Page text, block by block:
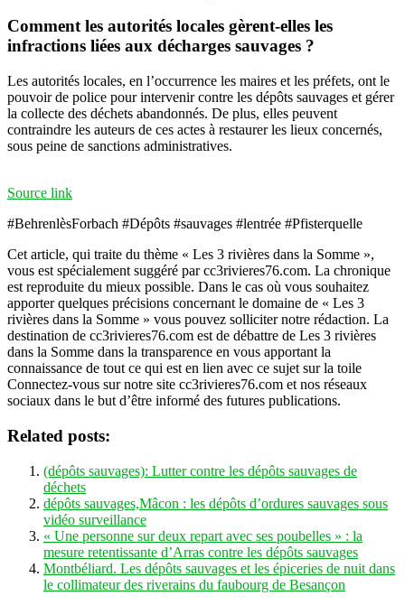
Comment les autorités locales gèrent-elles les
infractions liées aux décharges sauvages ?
Les autorités locales, en l’occurrence les maires et les préfets, ont le
pouvoir de police pour intervenir contre les dépôts sauvages et gérer
la collecte des déchets abandonnés. De plus, elles peuvent
contraindre les auteurs de ces actes à restaurer les lieux concernés,
sous peine de sanctions administratives.
Source link
#BehrenlèsForbach #Dépôts #sauvages #lentrée #Pfisterquelle
Cet article, qui traite du thème « Les 3 rivières dans la Somme »,
vous est spécialement suggéré par cc3rivieres76.com. La chronique
est reproduite du mieux possible. Dans le cas où vous souhaitez
apporter quelques précisions concernant le domaine de « Les 3
rivières dans la Somme » vous pouvez solliciter notre rédaction. La
destination de cc3rivieres76.com est de débattre de Les 3 rivières
dans la Somme dans la transparence en vous apportant la
connaissance de tout ce qui est en lien avec ce sujet sur la toile
Connectez-vous sur notre site cc3rivieres76.com et nos réseaux
sociaux dans le but d’être informé des futures publications.
Related posts:
(dépôts sauvages): Lutter contre les dépôts sauvages de
déchets
dépôts sauvages,Mâcon : les dépôts d’ordures sauvages sous
vidéo surveillance
« Une personne sur deux repart avec ses poubelles » : la
mesure retentissante d’Arras contre les dépôts sauvages
Montbéliard. Les dépôts sauvages et les épiceries de nuit dans
le collimateur des riverains du faubourg de Besançon